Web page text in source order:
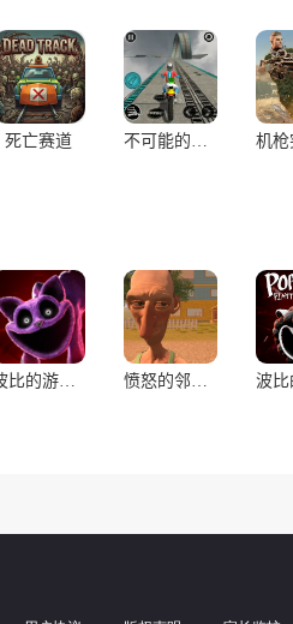
死亡赛道 不可能的轨迹-摩托车模拟
波比的游戏时间：第三章加强版(2006菜单) 愤怒的邻居(汉化版)